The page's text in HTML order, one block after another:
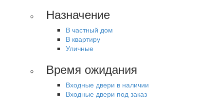
Назначение
В частный дом
В квартиру
Уличные
Время ожидания
Входные двери в наличии
Входные двери под заказ